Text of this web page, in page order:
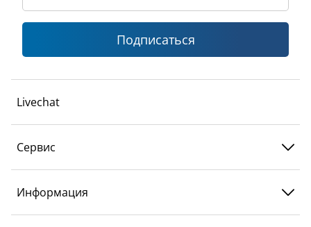
Подписаться
Livechat
Сервис
Информация